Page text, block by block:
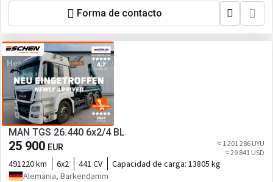
Forma de contacto
MAN TGS 26.440 6x2/4 BL
25 900 EUR
≈ 1 201 286 UYU
≈ 29 841 USD
491220 km 6x2 441 CV Capacidad de carga: 13805 kg
Alemania, Barkendamm